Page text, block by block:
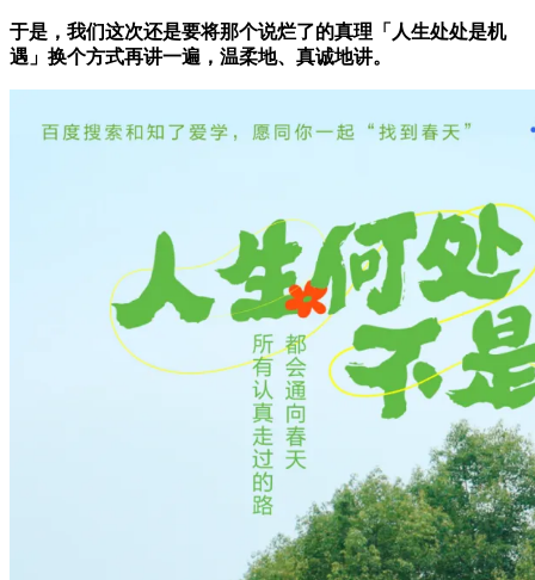
于是，我们这次还是要将那个说烂了的真理「人生处处是机
遇」换个方式再讲一遍，温柔地、真诚地讲。